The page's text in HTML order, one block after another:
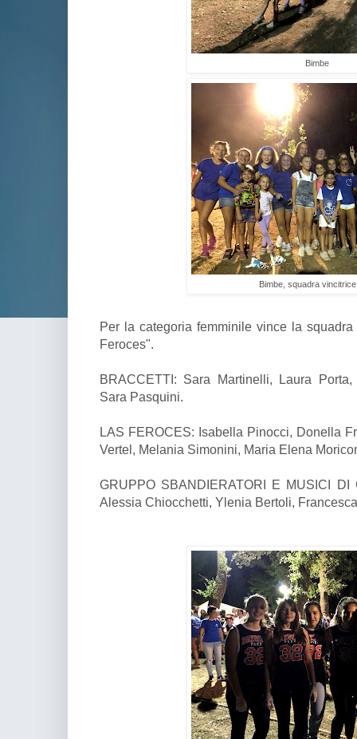
Bimbe
Bimbe, squadra
Per la categoria femminile vince la
Feroces".
BRACCETTI: Sara Martinelli, Laura
Sara Pasquini.
LAS FEROCES: Isabella Pinocci, Donella
Vertel, Melania Simonini, Maria Elena
GRUPPO SBANDIERATORI E MUSICI DI
Alessia Chiocchetti, Ylenia Bertoli,